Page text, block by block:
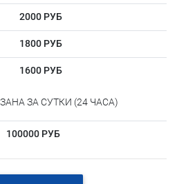
2000 РУБ
1800 РУБ
1600 РУБ
ЗА СУТКИ (24 ЧАСА)
100000 РУБ